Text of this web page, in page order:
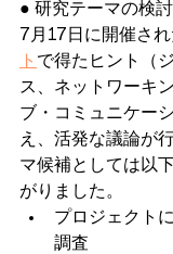
● 研究テーマの検討
7月17日に開催され
ト で得たヒント（
ス、ネットワーキ
ブ・コミュニケー
え、活発な議論が
マ候補としては以
がりました。
プロジェクト
調査